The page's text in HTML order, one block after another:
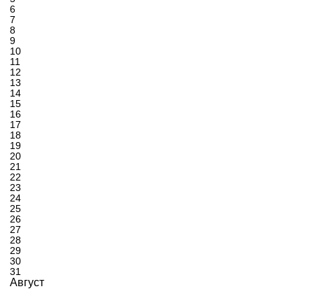
6
7
8
9
10
11
12
13
14
15
16
17
18
19
20
21
22
23
24
25
26
27
28
29
30
31
Август